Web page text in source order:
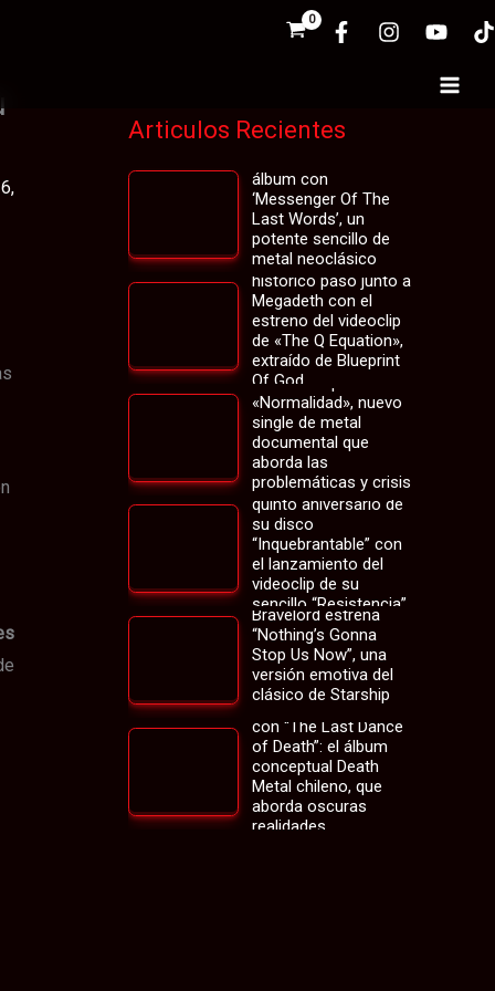
Articulos Recientes
álbum con
‘Messenger Of The
Last Words’, un
potente sencillo de
metal neoclásico
Cabrio revive su
histórico paso junto a
Megadeth con el
estreno del videoclip
de «The Q Equation»,
extraído de Blueprint
Of God
La banda chilena
Asíncrono presenta
«Normalidad», nuevo
single de metal
documental que
aborda las
problemáticas y crisis
de la sociedad actual
Plegaria celebra el
quinto aniversario de
su disco
“Inquebrantable” con
el lanzamiento del
videoclip de su
sencillo “Resistencia”
Bravelord estrena
“Nothing’s Gonna
Stop Us Now”, una
versión emotiva del
clásico de Starship
Soulinpain regresa
con “The Last Dance
of Death”: el álbum
conceptual Death
Metal chileno, que
aborda oscuras
realidades